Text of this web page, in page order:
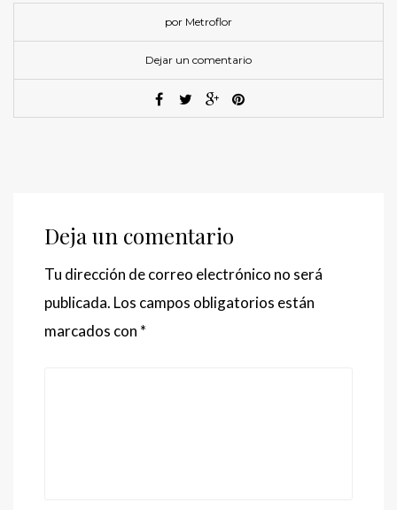
por Metroflor
Dejar un comentario
Deja un comentario
Tu dirección de correo electrónico no será
publicada. Los campos obligatorios están
marcados con *